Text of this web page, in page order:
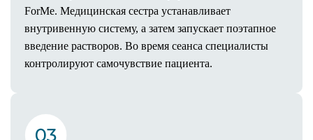
Удаление гинекомастии
ForMe. Медицинская сестра устанавливает
внутривенную систему, а затем запускает поэтапное
введение растворов. Во время сеанса специалисты
контролируют самочувствие пациента.